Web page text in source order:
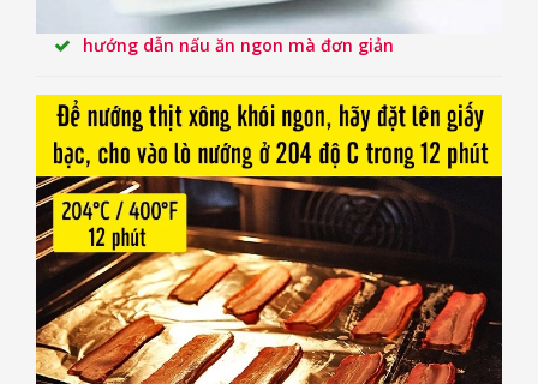
hướng dẫn nấu ăn ngon mà đơn giản